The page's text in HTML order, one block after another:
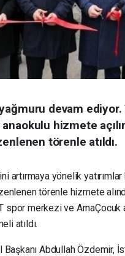
devam
hizmete
törenle atıldı.
artırmaya yönelik
törenle hizmete
merkezi ve ArnaÇocuk
atıldı.
Abdullah Özdemir,